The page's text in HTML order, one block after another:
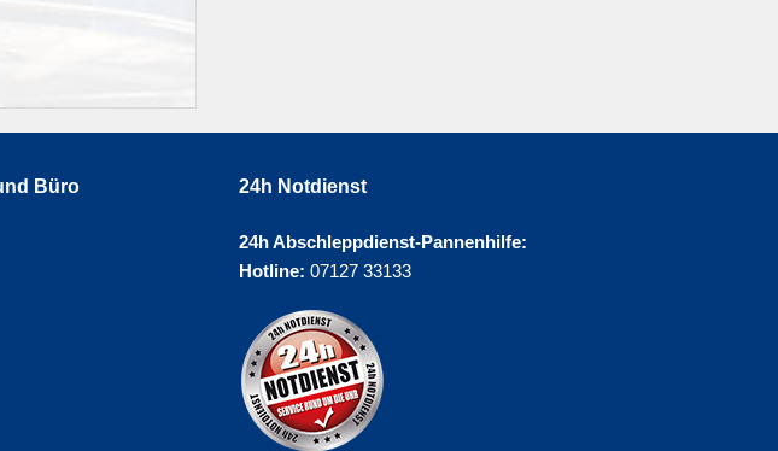
Büro 24h Notdienst
24h Abschleppdienst-Pannenhilfe:
Hotline: 07127 33133